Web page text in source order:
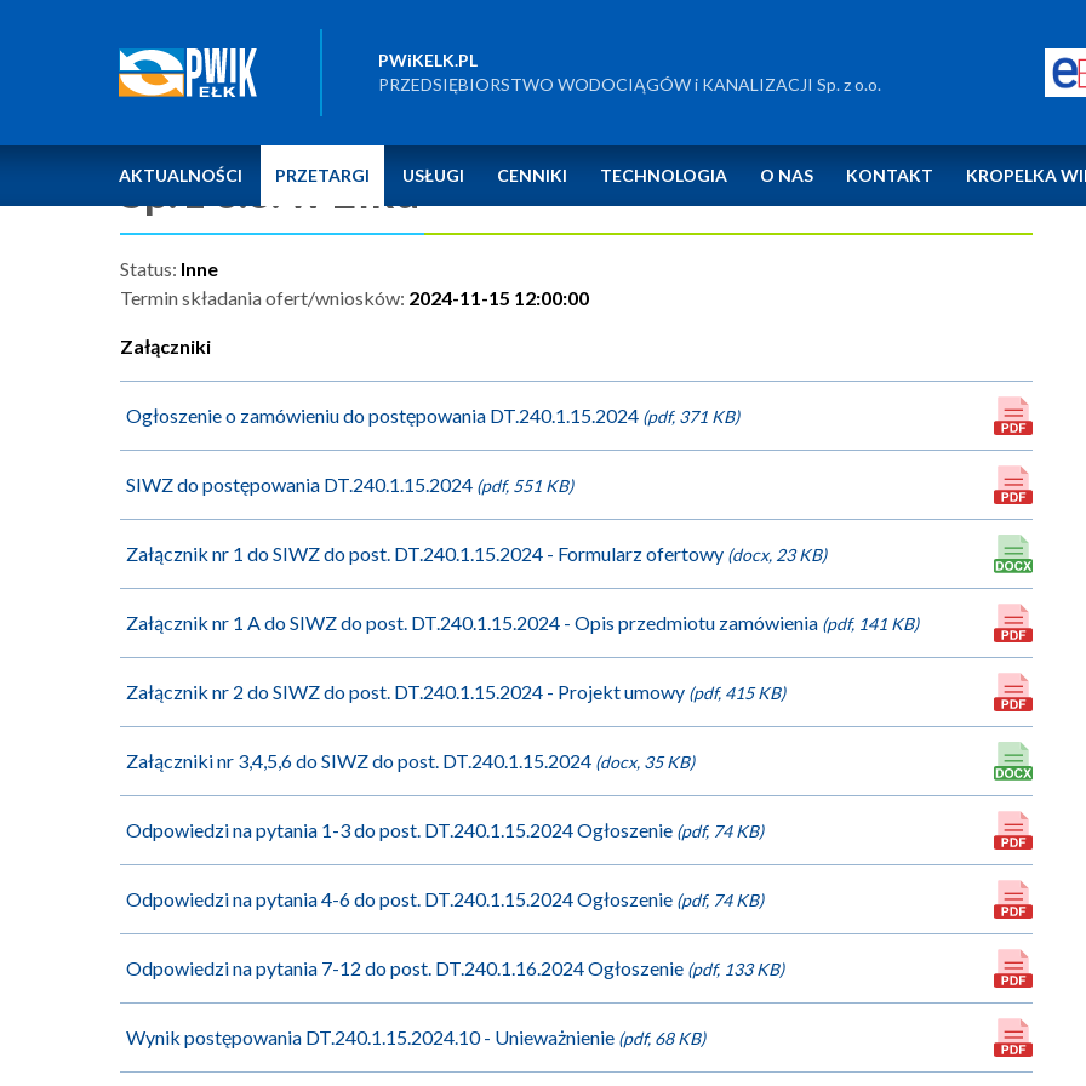
i
Kanalizacji
Spółka
w
Ełku
-
Pobór
uzdatnianie
wody.
Rozprowadzanie
wody
odbiorców.
Odbiór
i
ścieków
sanitarnych.
PWiKELK.PL
PRZEDSIĘBIORSTWO WODOCIĄGÓW i KANALIZACJI Sp. z o.o.
AKTUALNOŚCI PRZETARGI USŁUGI CENNIKI TECHNOLOGIA O NAS KONTAKT KROPELKA
Dostawa fabrycznie nowej ładowarki
teleskopowej wraz z wyposażeniem do PWiK
Sp. z o.o. w Ełku
Status: Inne
Termin składania ofert/wniosków: 2024-11-15 12:00:00
Załączniki
Ogłoszenie o zamówieniu do postępowania DT.240.1.15.2024 (pdf, 371 KB)
SIWZ do postępowania DT.240.1.15.2024 (pdf, 551 KB)
Załącznik nr 1 do SIWZ do post. DT.240.1.15.2024 - Formularz ofertowy (docx, 23 KB)
Załącznik nr 1 A do SIWZ do post. DT.240.1.15.2024 - Opis przedmiotu zamówienia (pdf, 141 KB)
Załącznik nr 2 do SIWZ do post. DT.240.1.15.2024 - Projekt umowy (pdf, 415 KB)
Załączniki nr 3,4,5,6 do SIWZ do post. DT.240.1.15.2024 (docx, 35 KB)
Odpowiedzi na pytania 1-3 do post. DT.240.1.15.2024 Ogłoszenie (pdf, 74 KB)
Odpowiedzi na pytania 4-6 do post. DT.240.1.15.2024 Ogłoszenie (pdf, 74 KB)
Odpowiedzi na pytania 7-12 do post. DT.240.1.16.2024 Ogłoszenie (pdf, 133 KB)
Wynik postępowania DT.240.1.15.2024.10 - Unieważnienie (pdf, 68 KB)